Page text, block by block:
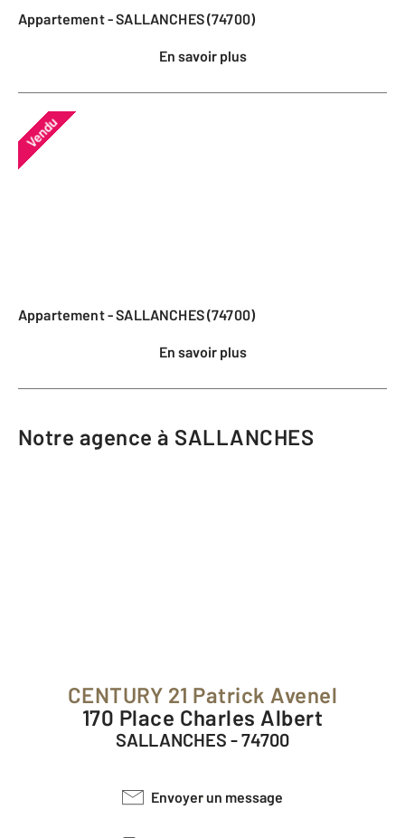
Appartement - SALLANCHES (74700)
En savoir plus
Vendu
Appartement - SALLANCHES (74700)
En savoir plus
Notre agence à SALLANCHES
CENTURY 21 Patrick Avenel
170 Place Charles Albert
SALLANCHES - 74700
Envoyer un message